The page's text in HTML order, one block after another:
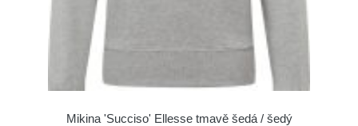
Mikina 'Succiso' Ellesse tmavě šedá / šedý